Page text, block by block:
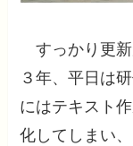
すっかり更新
３年、平日は
にはテキスト
化してしまい